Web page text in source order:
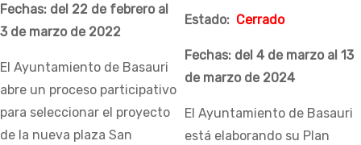
Fechas: del 22 de febrero al
3 de marzo de 2022
El Ayuntamiento de Basauri
abre un proceso participativo
para seleccionar el proyecto
de la nueva plaza San
Estado: Cerrado
Fechas: del 4 de marzo al 13
de marzo de 2024
El Ayuntamiento de Basauri
está elaborando su Plan